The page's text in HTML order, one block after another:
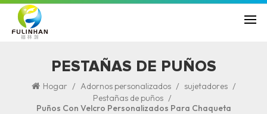
PESTAÑAS DE PUÑOS
Hogar / Adornos personalizados / sujetadores /
Pestañas de puños /
Puños Con Velcro Personalizados Para Chaqueta